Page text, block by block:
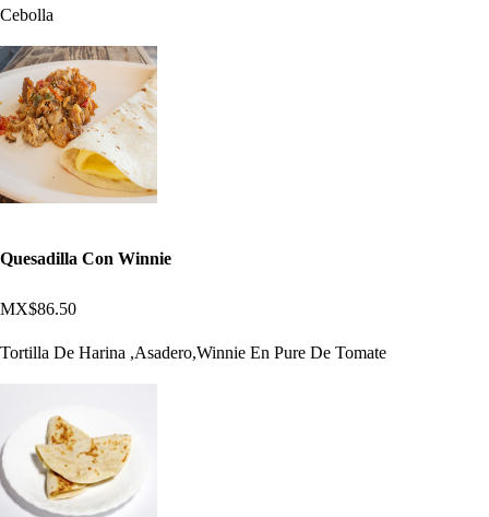
Cebolla
Quesadilla Con Winnie
MX$86.50
Tortilla De Harina ,Asadero,Winnie En Pure De Tomate